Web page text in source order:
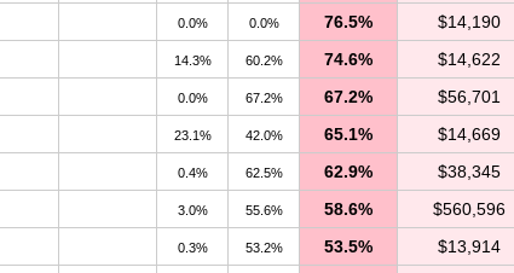
0.0% 0.0% 76.5% $14,190
14.3% 60.2% 74.6% $14,622
0.0% 67.2% 67.2% $56,701
23.1% 42.0% 65.1% $14,669
0.4% 62.5% 62.9% $38,345
3.0% 55.6% 58.6% $560,596
0.3% 53.2% 53.5% $13,914